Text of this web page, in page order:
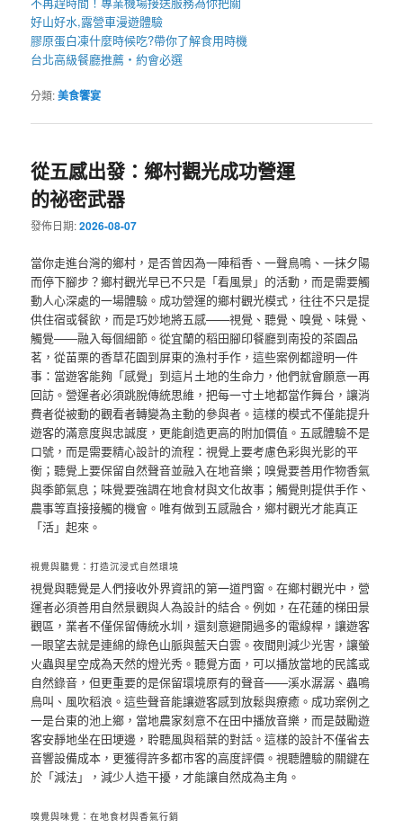
好山好水,露營車漫遊體驗
膠原蛋白凍什麼時候吃?帶你了解食用時機
台北高級餐廳推薦・約會必選
分類:美食饗宴
從五感出發：鄉村觀光成功營運
的祕密武器
發佈日期:2026-08-07
當你走進台灣的鄉村，是否曾因為一陣稻香、一聲鳥鳴、一抹夕陽
而停下腳步？鄉村觀光早已不只是「看風景」的活動，而是需要觸
動人心深處的一場體驗。成功營運的鄉村觀光模式，往往不只是提
供住宿或餐飲，而是巧妙地將五感——視覺、聽覺、嗅覺、味覺、
觸覺——融入每個細節。從宜蘭的稻田腳印餐廳到南投的茶園品
茗，從苗栗的香草花園到屏東的漁村手作，這些案例都證明一件
事：當遊客能夠「感覺」到這片土地的生命力，他們就會願意一再
回訪。營運者必須跳脫傳統思維，把每一寸土地都當作舞台，讓消
費者從被動的觀看者轉變為主動的參與者。這樣的模式不僅能提升
遊客的滿意度與忠誠度，更能創造更高的附加價值。五感體驗不是
口號，而是需要精心設計的流程：視覺上要考慮色彩與光影的平
衡；聽覺上要保留自然聲音並融入在地音樂；嗅覺要善用作物香氣
與季節氣息；味覺要強調在地食材與文化故事；觸覺則提供手作、
農事等直接接觸的機會。唯有做到五感融合，鄉村觀光才能真正
「活」起來。
視覺與聽覺：打造沉浸式自然環境
視覺與聽覺是人們接收外界資訊的第一道門窗。在鄉村觀光中，營
運者必須善用自然景觀與人為設計的結合。例如，在花蓮的梯田景
觀區，業者不僅保留傳統水圳，還刻意避開過多的電線桿，讓遊客
一眼望去就是連綿的綠色山脈與藍天白雲。夜間則減少光害，讓螢
火蟲與星空成為天然的燈光秀。聽覺方面，可以播放當地的民謠或
自然錄音，但更重要的是保留環境原有的聲音——溪水潺潺、蟲鳴
鳥叫、風吹稻浪。這些聲音能讓遊客感到放鬆與療癒。成功案例之
一是台東的池上鄉，當地農家刻意不在田中播放音樂，而是鼓勵遊
客安靜地坐在田埂邊，聆聽風與稻葉的對話。這樣的設計不僅省去
音響設備成本，更獲得許多都市客的高度評價。視聽體驗的關鍵在
於「減法」，減少人造干擾，才能讓自然成為主角。
嗅覺與味覺：在地食材與香氣行銷